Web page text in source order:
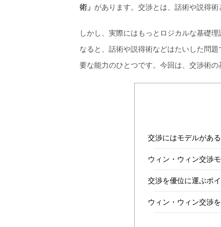
術」 があります。交渉とは、話術や説得術
しかし、実際にはもっとロジカルな基礎
なると、話術や説得術などはたいした問
要な能力のひとつです。今回は、交渉術の
交渉にはモデルがある
ウィン・ウィン交渉
交渉を優位に運ぶポ
ウィン・ウィン交渉